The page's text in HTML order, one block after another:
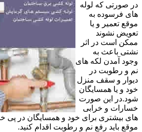
در صورتی که لوله
های فرسوده به
موقع تعمیر و یا
تعویض نشوند
ممکن است در اثر
نشتی باعث به
وجود آمدن لکه های
نم و رطوبت در
دیوار و سقف منزل
خود و یا همسایگان
شود.در این صورت
خسارات و خرابی
های بیشتری برای خود و همسایگان در پی
موقع باید رفع نم و رطوبت اقدام کنید.